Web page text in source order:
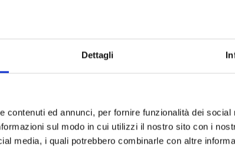
Dettagli
contenuti ed annunci, per fornire funzionalità dei social
sul modo in cui utilizzi il nostro sito con i
media, i quali potrebbero combinarle con altre